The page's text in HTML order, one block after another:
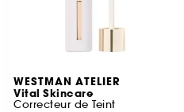
WESTMAN ATELIER
Vital Skincare
Correcteur de Teint